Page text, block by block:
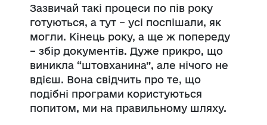
Зазвичай такі процеси по пів року
готуються, а тут – усі поспішали, як
могли. Кінець року, а ще ж попереду
– збір документів. Дуже прикро, що
виникла “штовханина”, але нічого не
вдієш. Вона свідчить про те, що
подібні програми користуються
попитом, ми на правильному шляху.